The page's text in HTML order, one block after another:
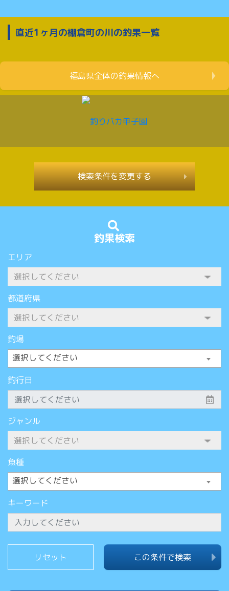
釣果検索
エリア
都道府県
釣場
選択してください
釣行日
ジャンル
魚種
選択してください
キーワード
この条件で検索
直近1ヶ月の棚倉町の川の釣果一覧
福島県全体の釣果情報へ
検索条件を変更する